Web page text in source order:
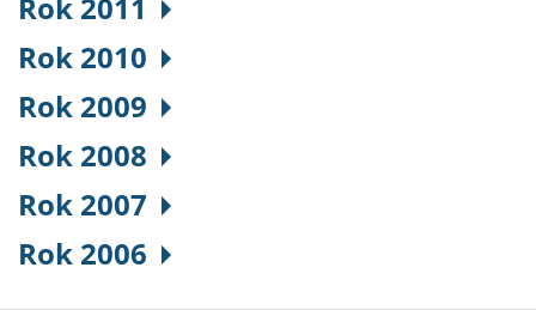
Rok 2010
Rok 2009
Rok 2008
Rok 2007
Rok 2006